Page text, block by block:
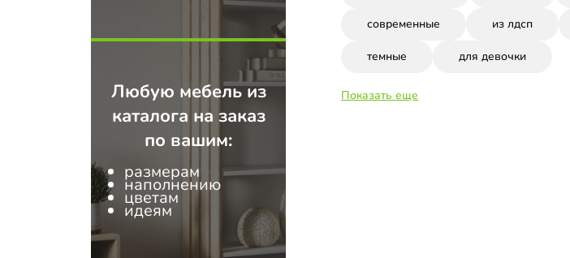
Любую мебель из
каталога на заказ
по вашим:
размерам
наполнению
цветам
идеям
современные из лдсп
темные для девочки
Показать еще